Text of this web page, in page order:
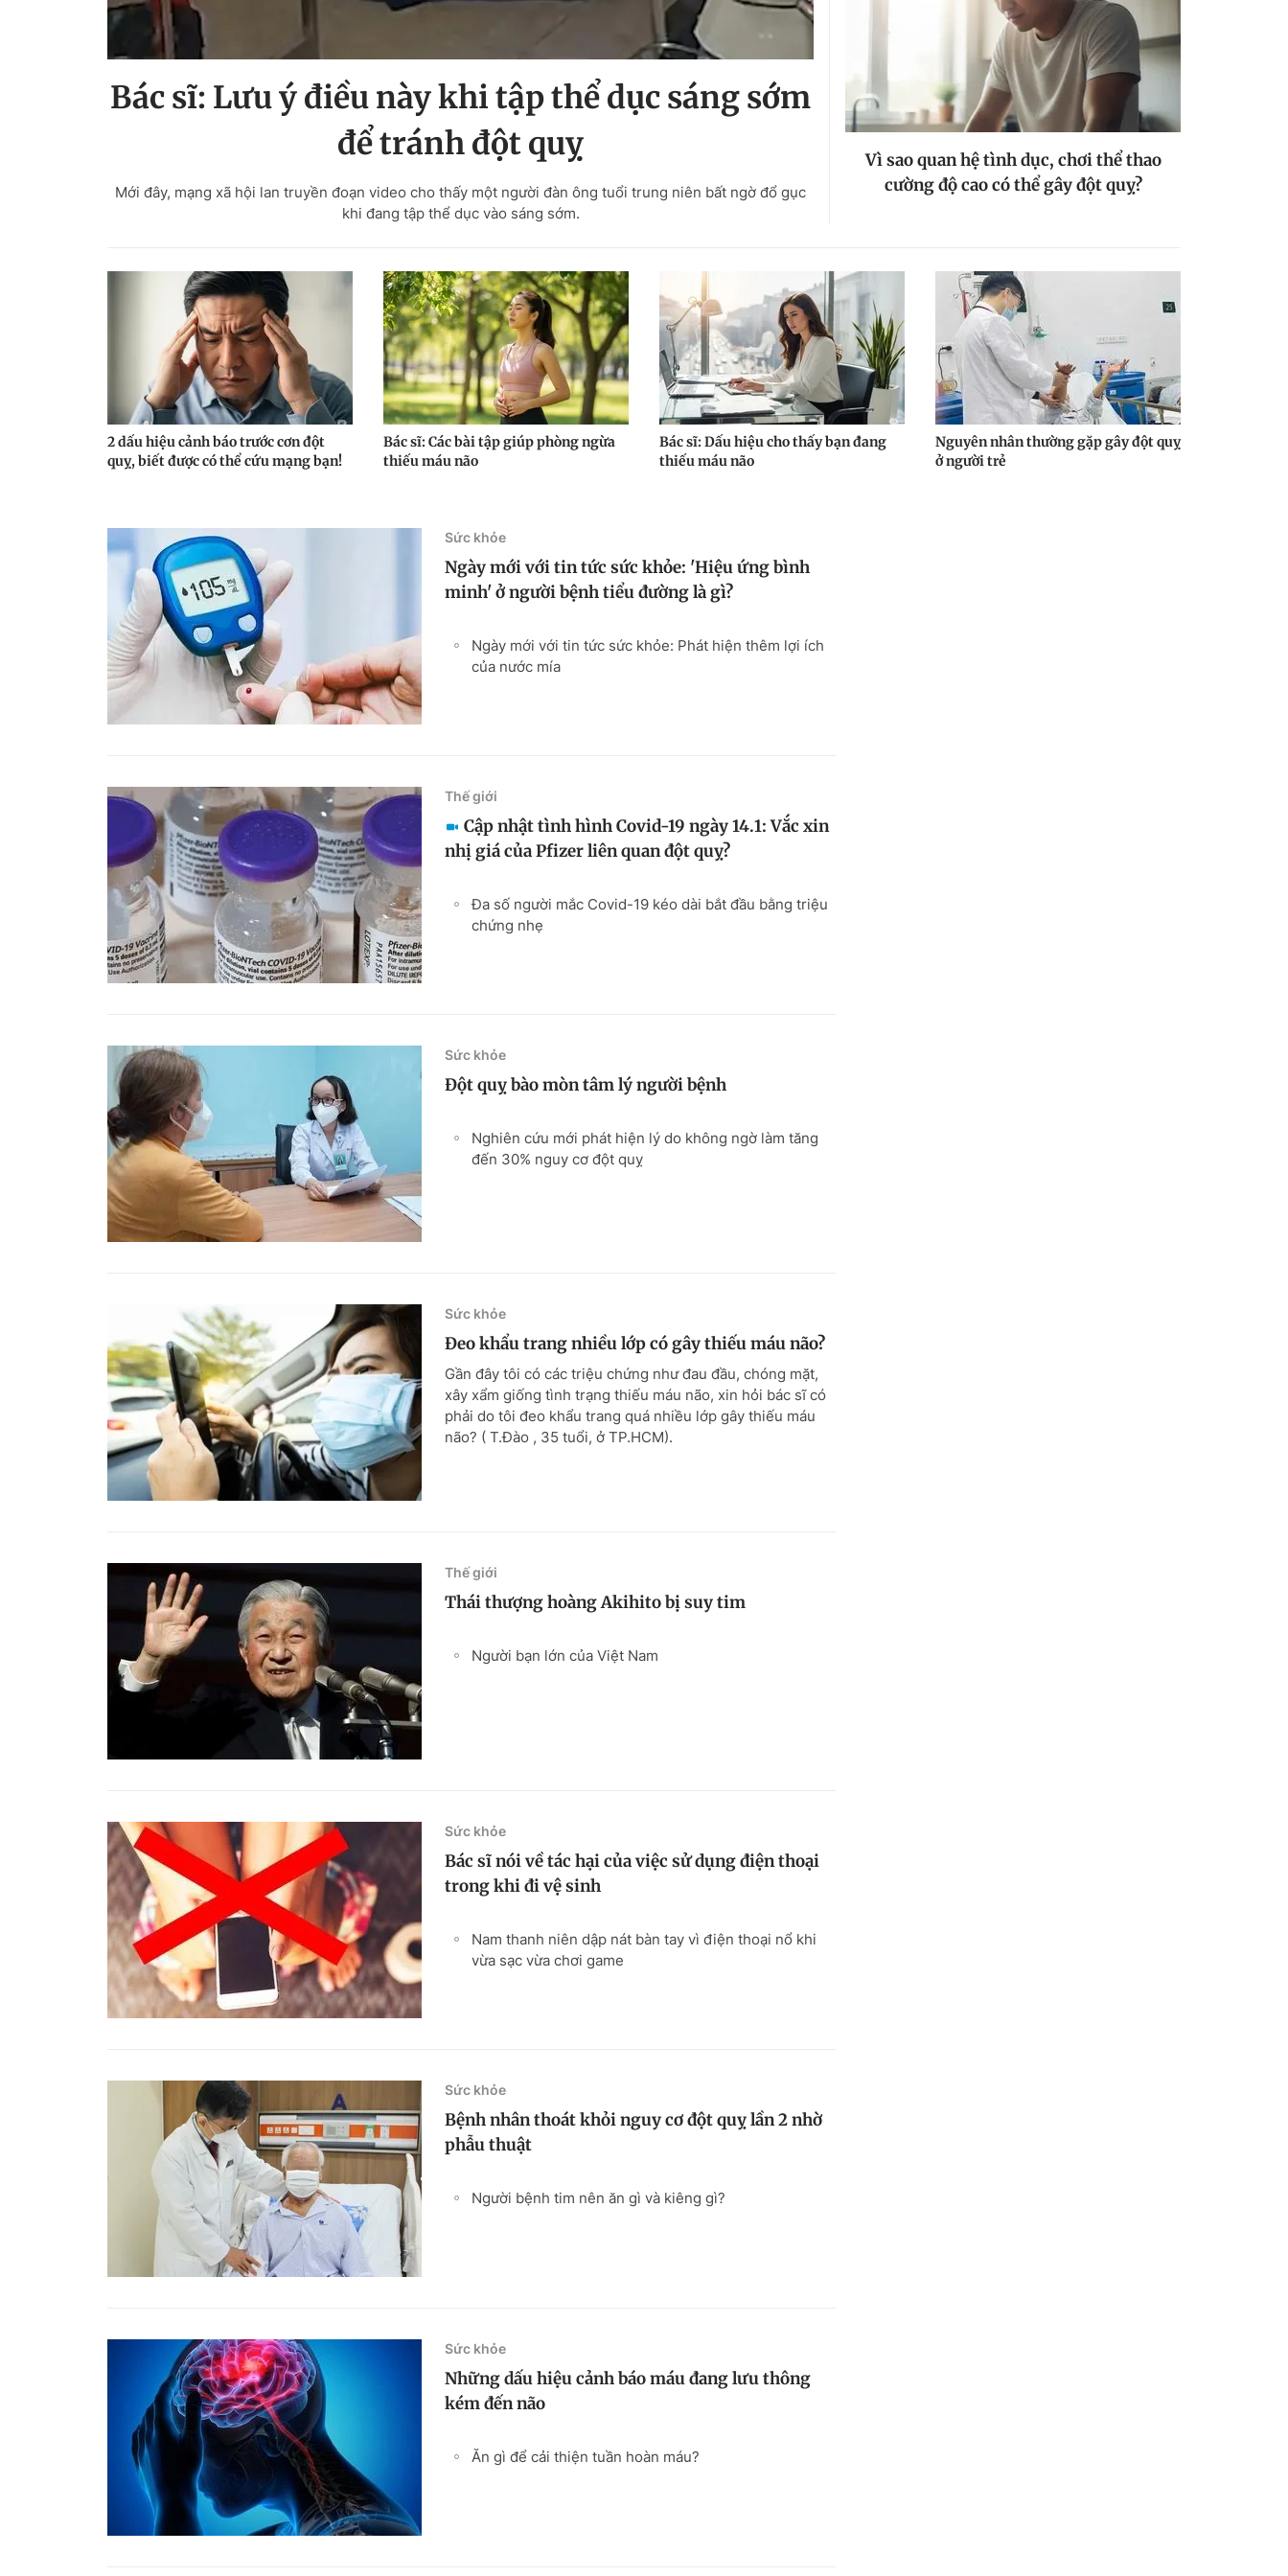
Bác sĩ: Lưu ý điều này khi tập thể dục sáng sớm
để tránh đột quỵ
Mới đây, mạng xã hội lan truyền đoạn video cho thấy một người đàn ông tuổi trung niên bất ngờ đổ gục
khi đang tập thể dục vào sáng sớm.
Vì sao quan hệ tình dục, chơi thể thao
cường độ cao có thể gây đột quỵ?
2 dấu hiệu cảnh báo trước cơn đột
quỵ, biết được có thể cứu mạng bạn!
Bác sĩ: Các bài tập giúp phòng ngừa
thiếu máu não
Bác sĩ: Dấu hiệu cho thấy bạn đang
thiếu máu não
Nguyên nhân thường gặp gây đột quỵ
ở người trẻ
Sức khỏe
Ngày mới với tin tức sức khỏe: 'Hiệu ứng bình
minh' ở người bệnh tiểu đường là gì?
Ngày mới với tin tức sức khỏe: Phát hiện thêm lợi ích
của nước mía
Thế giới
Cập nhật tình hình Covid-19 ngày 14.1: Vắc xin
nhị giá của Pfizer liên quan đột quỵ?
Đa số người mắc Covid-19 kéo dài bắt đầu bằng triệu
chứng nhẹ
Sức khỏe
Đột quỵ bào mòn tâm lý người bệnh
Nghiên cứu mới phát hiện lý do không ngờ làm tăng
đến 30% nguy cơ đột quỵ
Sức khỏe
Đeo khẩu trang nhiều lớp có gây thiếu máu não?
Gần đây tôi có các triệu chứng như đau đầu, chóng mặt,
xây xẩm giống tình trạng thiếu máu não, xin hỏi bác sĩ có
phải do tôi đeo khẩu trang quá nhiều lớp gây thiếu máu
não? ( T.Đào , 35 tuổi, ở TP.HCM).
Thế giới
Thái thượng hoàng Akihito bị suy tim
Người bạn lớn của Việt Nam
Sức khỏe
Bác sĩ nói về tác hại của việc sử dụng điện thoại
trong khi đi vệ sinh
Nam thanh niên dập nát bàn tay vì điện thoại nổ khi
vừa sạc vừa chơi game
Sức khỏe
Bệnh nhân thoát khỏi nguy cơ đột quỵ lần 2 nhờ
phẫu thuật
Người bệnh tim nên ăn gì và kiêng gì?
Sức khỏe
Những dấu hiệu cảnh báo máu đang lưu thông
kém đến não
Ăn gì để cải thiện tuần hoàn máu?